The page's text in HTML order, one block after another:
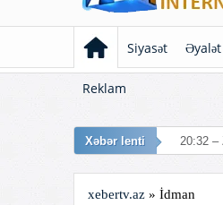
Siyasət Əyalət
Reklam
Xəbər lenti 20:32 –
xebertv.az » İdman